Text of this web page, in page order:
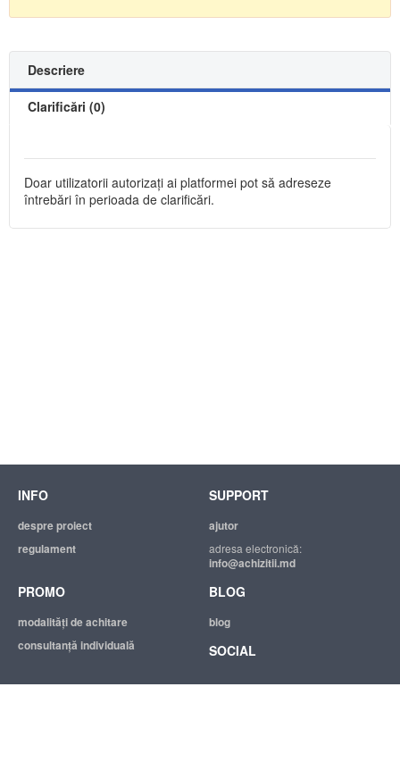
Descriere
Clarificări (0)
Doar utilizatorii autorizați ai platformei pot să adreseze
întrebări în perioada de clarificări.
INFO
despre proiect
regulament
SUPPORT
ajutor
adresa electronică:
info@achizitii.md
PROMO
modalităţi de achitare
consultanță individuală
BLOG
blog
SOCIAL